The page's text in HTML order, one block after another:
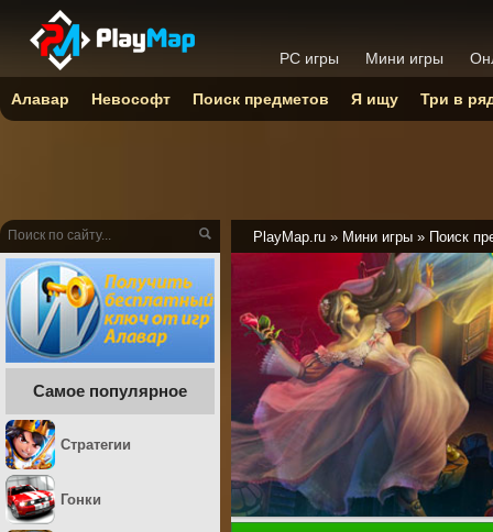
PlayMap.ru » Мини игры » Поиск
Самое популярное
Стратегии
Гонки
PC игры Мини игры
Алавар Невософт Поиск предметов Я ищу Три в